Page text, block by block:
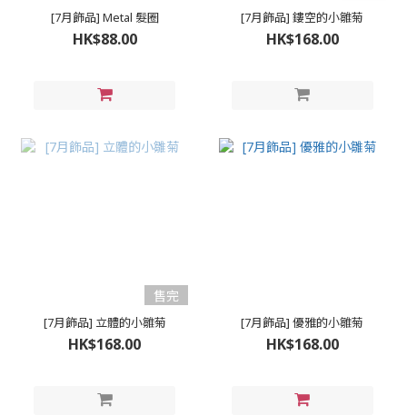
[7月飾品] Metal 髮圈
HK$88.00
[7月飾品] 鏤空的小雛菊
HK$168.00
售完
[7月飾品] 立體的小雛菊
HK$168.00
[7月飾品] 優雅的小雛菊
HK$168.00